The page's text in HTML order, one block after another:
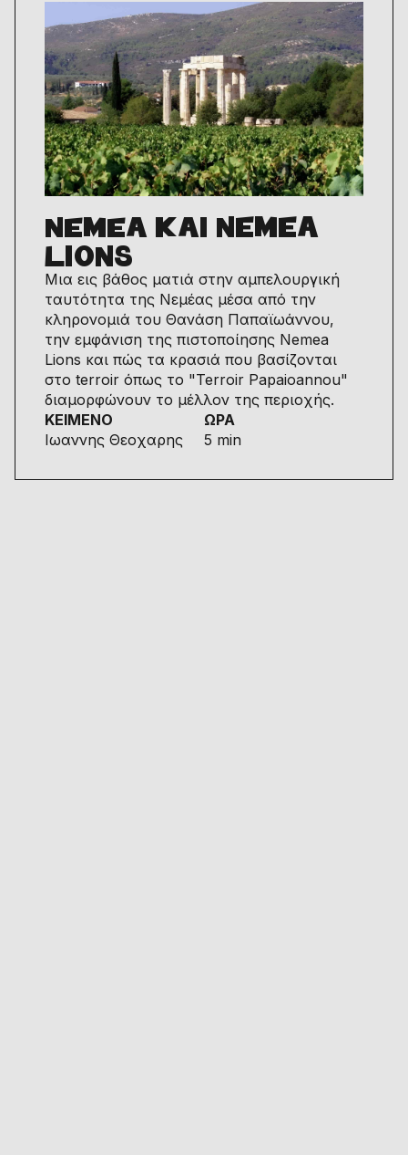
ΝΕΜΕΑ ΚΑΙ NEMEA
LIONS
Μια εις βάθος ματιά στην αμπελουργική
ταυτότητα της Νεμέας μέσα από την
κληρονομιά του Θανάση Παπαϊωάννου,
την εμφάνιση της πιστοποίησης Nemea
Lions και πώς τα κρασιά που βασίζονται
στο terroir όπως το "Terroir Papaioannou"
διαμορφώνουν το μέλλον της περιοχής.
ΚΕΙΜΕΝΟ
Ιωαννης Θεοχαρης
ΩΡΑ
5 min